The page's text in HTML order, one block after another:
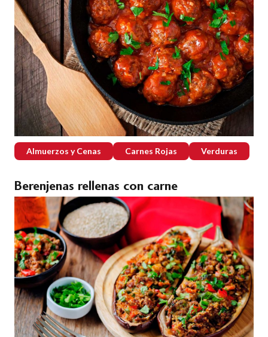
Almuerzos y Cenas Carnes Rojas Verduras
Berenjenas rellenas con carne